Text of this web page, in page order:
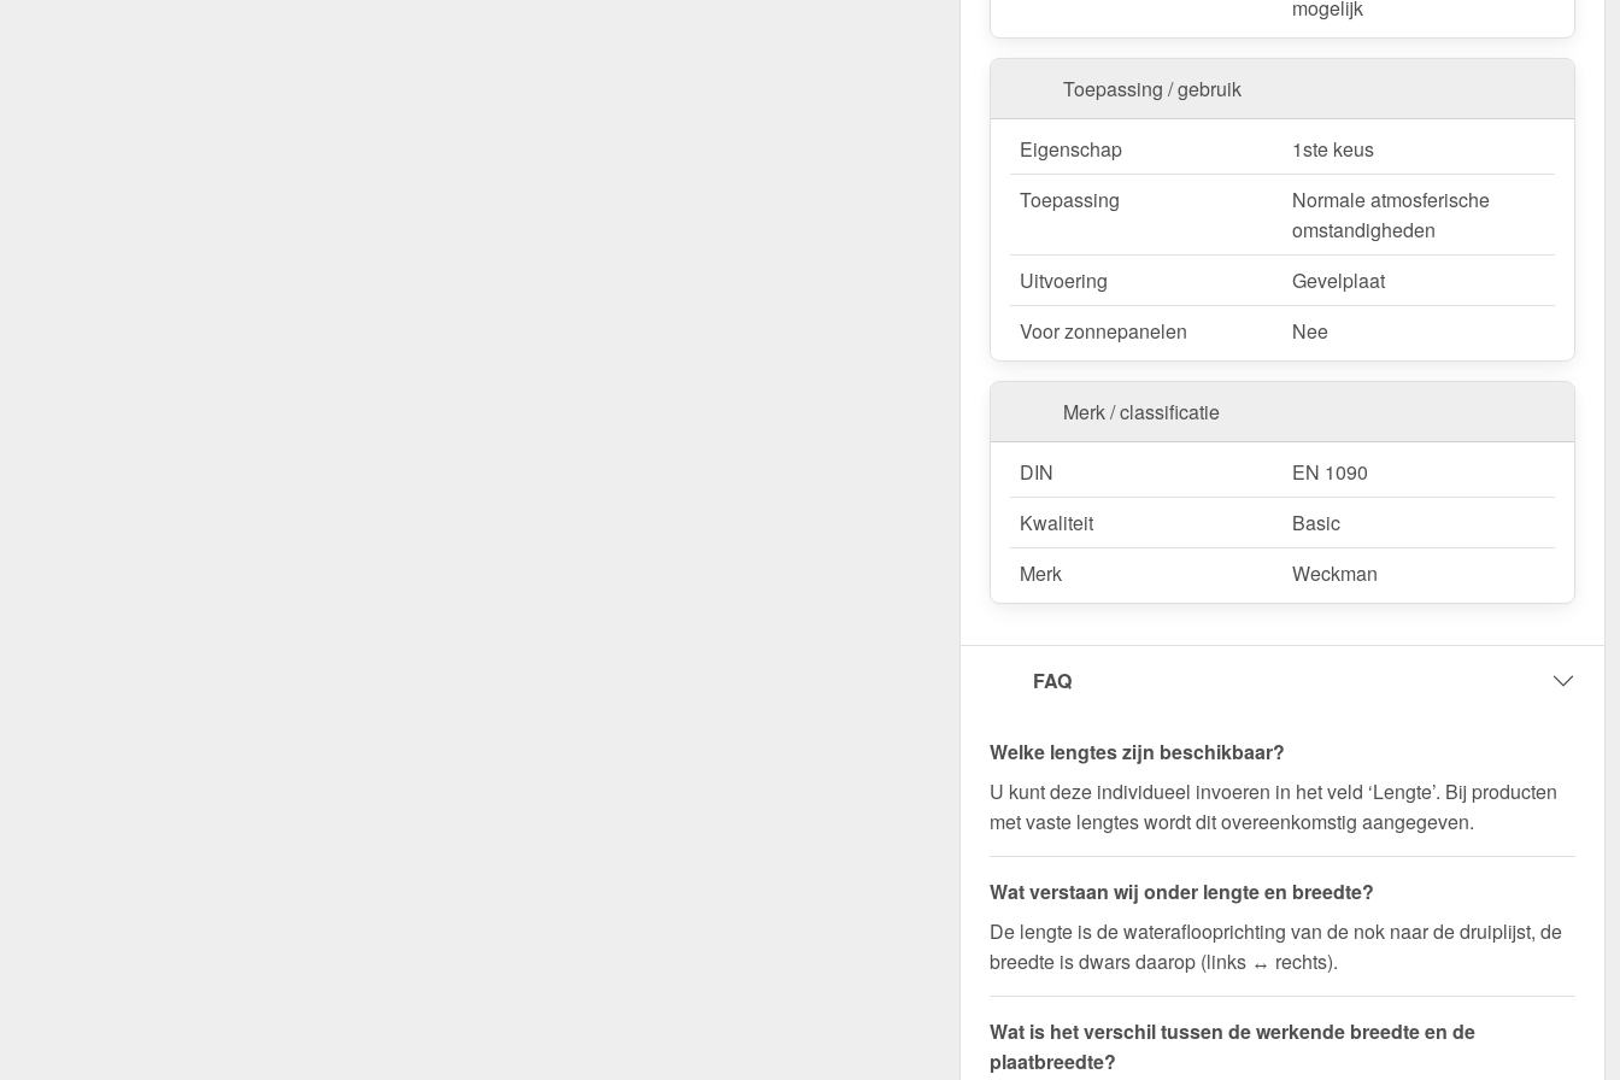
mogelijk
Toepassing / gebruik
Eigenschap
1ste keus
Toepassing
Normale atmosferische
omstandigheden
Uitvoering
Gevelplaat
Voor zonnepanelen
Nee
Merk / classificatie
DIN
EN 1090
Kwaliteit
Basic
Merk
Weckman
FAQ
Welke lengtes zijn beschikbaar?
U kunt deze individueel invoeren in het veld ‘Lengte’. Bij producten
met vaste lengtes wordt dit overeenkomstig aangegeven.
Wat verstaan wij onder lengte en breedte?
De lengte is de wateraflooprichting van de nok naar de druiplijst, de
breedte is dwars daarop (links ↔ rechts).
Wat is het verschil tussen de werkende breedte en de
plaatbreedte?